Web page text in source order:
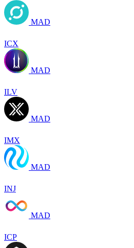
MAD
ICX
MAD
ILV
MAD
IMX
MAD
INJ
MAD
ICP